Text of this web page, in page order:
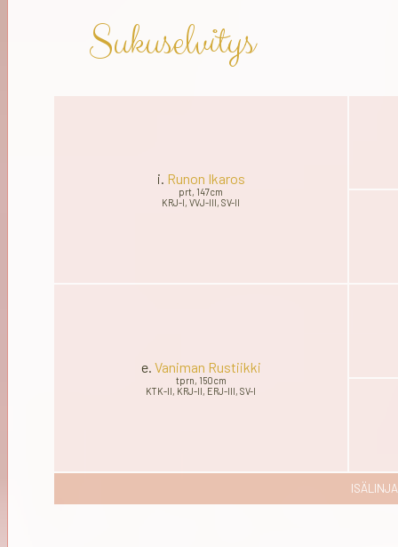
Sukuselvitys
i. Runon Ikaros
prt, 147cm
KRJ-I, VVJ-III, SV-II
e. Vaniman Rustiikki
tprn, 150cm
KTK-II, KRJ-II, ERJ-III, SV-I